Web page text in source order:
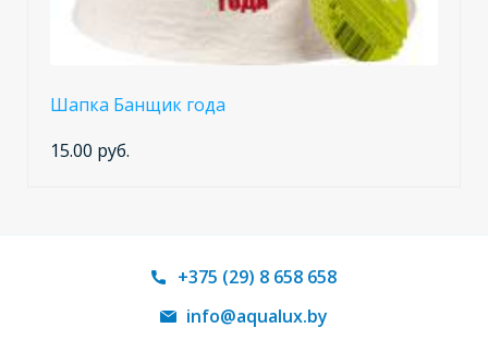
Шапка Банщик года
15.00 руб.
+375 (29) 8 658 658
info@aqualux.by